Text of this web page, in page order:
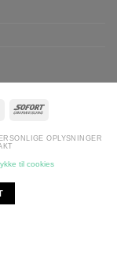
Bank
Sofort
OPLYSNINGER
til cookies